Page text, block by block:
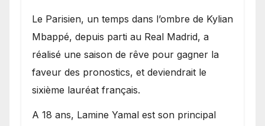
Le Parisien, un temps dans l’ombre de Kylian
Mbappé, depuis parti au Real Madrid, a
réalisé une saison de rêve pour gagner la
faveur des pronostics, et deviendrait le
sixième lauréat français.
A 18 ans, Lamine Yamal est son principal